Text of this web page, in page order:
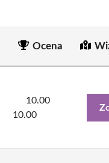
Ocena
10.00
10.00